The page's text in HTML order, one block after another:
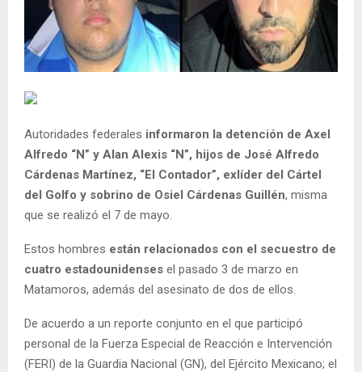
Autoridades federales informaron la detención de Axel
Alfredo “N” y Alan Alexis “N”, hijos de José Alfredo
Cárdenas Martínez, “El Contador”, exlíder del Cártel
del Golfo y sobrino de Osiel Cárdenas Guillén, misma
que se realizó el 7 de mayo.
Estos hombres están relacionados con el secuestro de
cuatro estadounidenses el pasado 3 de marzo en
Matamoros, además del asesinato de dos de ellos.
De acuerdo a un reporte conjunto en el que participó
personal de la Fuerza Especial de Reacción e Intervención
(FERI) de la Guardia Nacional (GN), del Ejército Mexicano; el